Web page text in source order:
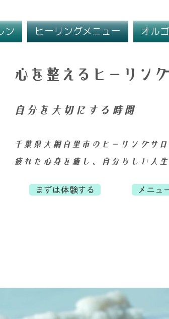
ン ヒーリングメニュー オル
心を整えるヒーリン
自分を大切にする時間
千葉県大網白里市のヒーリングサ
疲れた心身を癒し、自分らしい人
まずは体験する メニュ